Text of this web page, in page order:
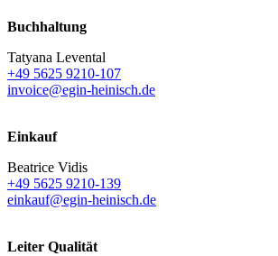
Buchhaltung
Tatyana Levental
+49 5625 9210-107
invoice@egin-heinisch.de
Einkauf
Beatrice Vidis
+49 5625 9210-139
einkauf@egin-heinisch.de
Leiter Qualität